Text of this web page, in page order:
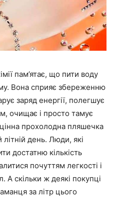
пам’ятає, що пити воду
Вона сприяє збереженню
заряд енергії, полегшує
очищає і просто тамує
прохолодна пляшечка
літній день. Люди, які
достатню кількість
почуттям легкості і
скільки ж деякі покупці
за літр цього